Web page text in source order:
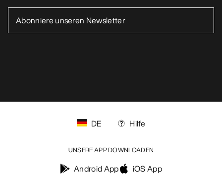
DE Hilfe
UNSERE APP DOWNLOADEN
Android App iOS App